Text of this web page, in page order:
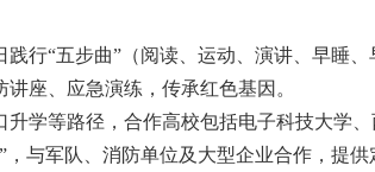
行“五步曲”（阅读、运动、演讲、早睡、
座、应急演练，传承红色基因。
学等路径，合作高校包括电子科技大学、
与军队、消防单位及大型企业合作，提供